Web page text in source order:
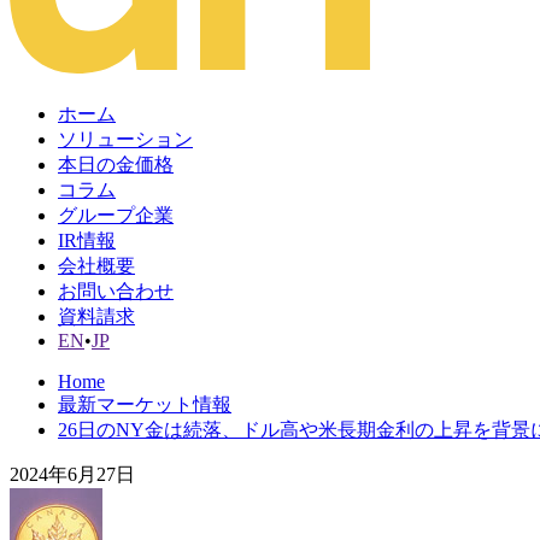
ホーム
ソリューション
本日の金価格
コラム
グループ企業
IR情報
会社概要
お問い合わせ
資料請求
EN•JP
Home
最新マーケット情報
26日のNY金は続落、ドル高や米長期金利の上昇を背景
2024年6月27日